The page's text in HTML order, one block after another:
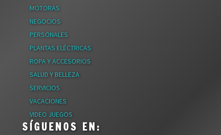
MOTORAS
NEGOCIOS
PERSONALES
PLANTAS ELÉCTRICAS
ROPA Y ACCESORIOS
SALUD Y BELLEZA
SERVICIOS
VACACIONES
VIDEO JUEGOS
SÍGUENOS EN: